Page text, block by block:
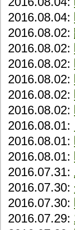
2016.08.04:
2016.08.02:
2016.08.02:
2016.08.02:
2016.08.02:
2016.08.02:
2016.08.02:
2016.08.01:
2016.08.01:
2016.08.01:
2016.07.31:
2016.07.30:
2016.07.30:
2016.07.29: